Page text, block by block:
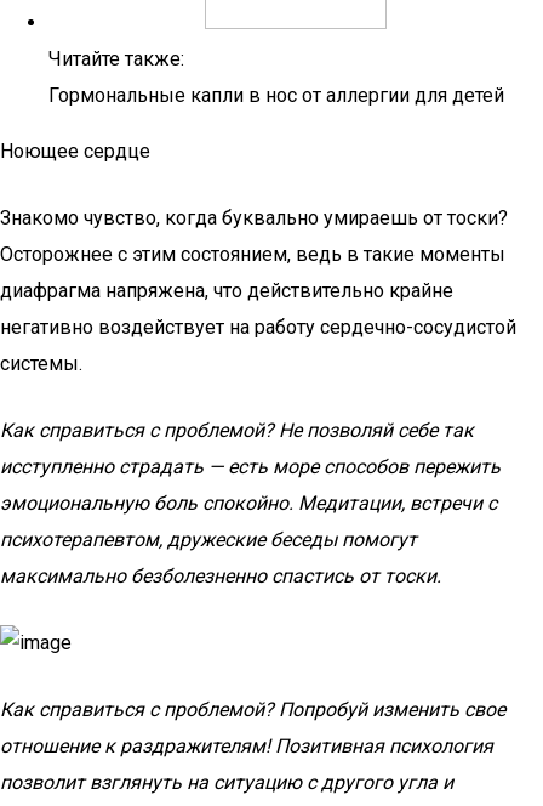
Читайте также:
Гормональные капли в нос от аллергии для детей
Ноющее сердце
Знакомо чувство, когда буквально умираешь от тоски?
Осторожнее с этим состоянием, ведь в такие моменты
диафрагма напряжена, что действительно крайне
негативно воздействует на работу сердечно-сосудистой
системы.
Как справиться с проблемой? Не позволяй себе так
исступленно страдать — есть море способов пережить
эмоциональную боль спокойно. Медитации, встречи с
психотерапевтом, дружеские беседы помогут
максимально безболезненно спастись от тоски.
Как справиться с проблемой? Попробуй изменить свое
отношение к раздражителям! Позитивная психология
позволит взглянуть на ситуацию с другого угла и